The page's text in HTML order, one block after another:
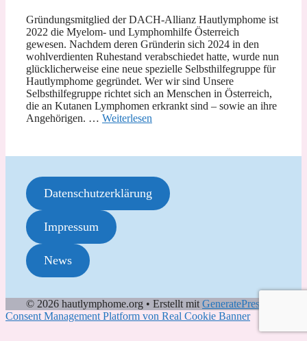
Gründungsmitglied der DACH-Allianz Hautlymphome ist
2022 die Myelom- und Lymphomhilfe Österreich
gewesen. Nachdem deren Gründerin sich 2024 in den
wohlverdienten Ruhestand verabschiedet hatte, wurde nun
glücklicherweise eine neue spezielle Selbsthilfegruppe für
Hautlymphome gegründet. Wer wir sind Unsere
Selbsthilfegruppe richtet sich an Menschen in Österreich,
die an Kutanen Lymphomen erkrankt sind – sowie an ihre
Angehörigen. … Weiterlesen
Datenschutzerklärung
Impressum
News
© 2026 hautlymphome.org • Erstellt mit GeneratePress
Consent Management Platform von Real Cookie Banner